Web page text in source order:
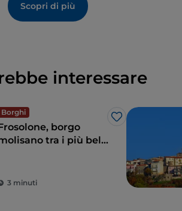
Scopri di più
interessare
Borghi
Like
borgo
tra i più belli
3 minuti